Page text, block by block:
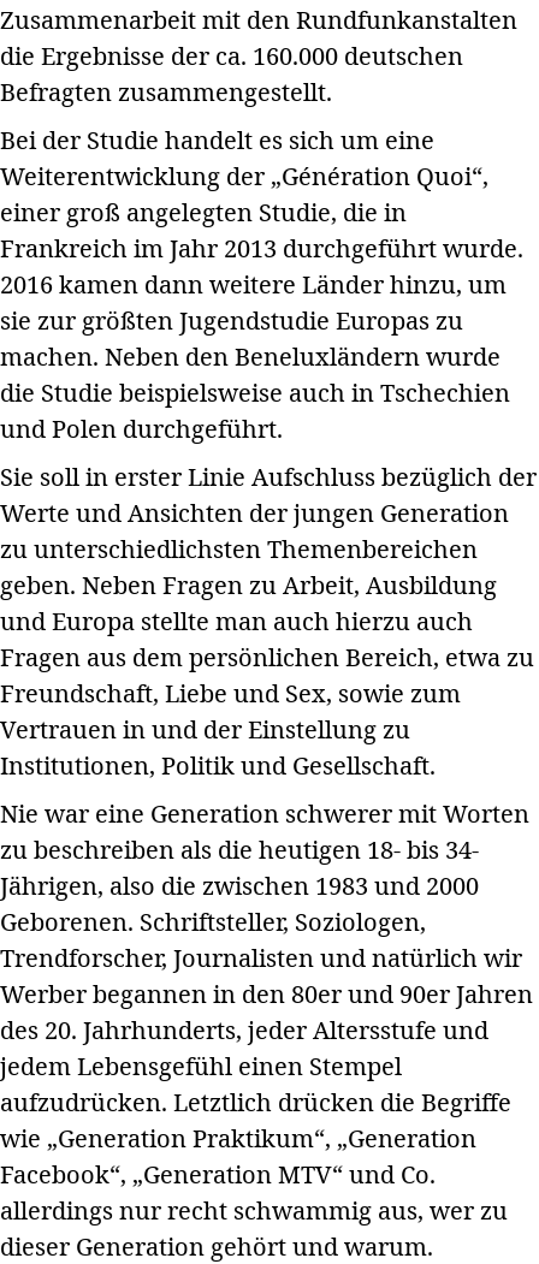
Zusammenarbeit mit den Rundfunkanstalten
die Ergebnisse der ca. 160.000 deutschen
Befragten zusammengestellt.
Bei der Studie handelt es sich um eine
Weiterentwicklung der „Génération Quoi“,
einer groß angelegten Studie, die in
Frankreich im Jahr 2013 durchgeführt wurde.
2016 kamen dann weitere Länder hinzu, um
sie zur größten Jugendstudie Europas zu
machen. Neben den Beneluxländern wurde
die Studie beispielsweise auch in Tschechien
und Polen durchgeführt.
Sie soll in erster Linie Aufschluss bezüglich der
Werte und Ansichten der jungen Generation
zu unterschiedlichsten Themenbereichen
geben. Neben Fragen zu Arbeit, Ausbildung
und Europa stellte man auch hierzu auch
Fragen aus dem persönlichen Bereich, etwa zu
Freundschaft, Liebe und Sex, sowie zum
Vertrauen in und der Einstellung zu
Institutionen, Politik und Gesellschaft.
Nie war eine Generation schwerer mit Worten
zu beschreiben als die heutigen 18- bis 34-
Jährigen, also die zwischen 1983 und 2000
Geborenen. Schriftsteller, Soziologen,
Trendforscher, Journalisten und natürlich wir
Werber begannen in den 80er und 90er Jahren
des 20. Jahrhunderts, jeder Altersstufe und
jedem Lebensgefühl einen Stempel
aufzudrücken. Letztlich drücken die Begriffe
wie „Generation Praktikum“, „Generation
Facebook“, „Generation MTV“ und Co.
allerdings nur recht schwammig aus, wer zu
dieser Generation gehört und warum.